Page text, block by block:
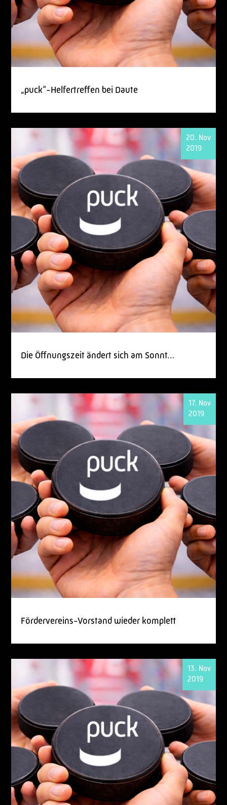
„puck“-Helfertreffen bei Daute
20. Nov
2019
Die Öffnungszeit ändert sich am Sonnt...
17. Nov
2019
Fördervereins-Vorstand wieder komplett
13. Nov
2019